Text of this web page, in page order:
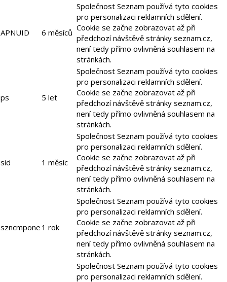
APNUID 6 měsíců
Společnost Seznam používá tyto cookies
pro personalizaci reklamních sdělení.
Cookie se začne zobrazovat až při
předchozí návštěvě stránky seznam.cz,
není tedy přímo ovlivněná souhlasem na
stránkách.
ps 5 let
Společnost Seznam používá tyto cookies
pro personalizaci reklamních sdělení.
Cookie se začne zobrazovat až při
předchozí návštěvě stránky seznam.cz,
není tedy přímo ovlivněná souhlasem na
stránkách.
sid 1 měsíc
Společnost Seznam používá tyto cookies
pro personalizaci reklamních sdělení.
Cookie se začne zobrazovat až při
předchozí návštěvě stránky seznam.cz,
není tedy přímo ovlivněná souhlasem na
stránkách.
szncmpone 1 rok
Společnost Seznam používá tyto cookies
pro personalizaci reklamních sdělení.
Cookie se začne zobrazovat až při
předchozí návštěvě stránky seznam.cz,
není tedy přímo ovlivněná souhlasem na
stránkách.
Společnost Seznam používá tyto cookies
pro personalizaci reklamních sdělení.